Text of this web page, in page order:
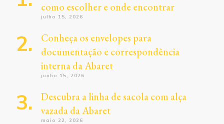
como escolher e onde encontrar
julho 15, 2026
Conheça os envelopes para
documentação e correspondência
interna da Abaret
junho 15, 2026
Descubra a linha de sacola com alça
vazada da Abaret
maio 22, 2026